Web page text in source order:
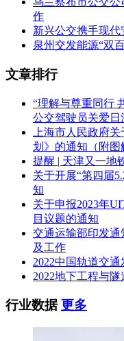
作
新兴公交携手现代
泉州交发能源“双
文章排行
“理解与尊重同行
公交驾驶员关爱日
上海市人民政府
划》的通知（附图
提醒 | 天津又一地
关于开展“第四届
知
关于申报2023年
目议题的通知
交通运输部印发
及工作
2022中国轨道交
2022地下工程与
行业数据更多